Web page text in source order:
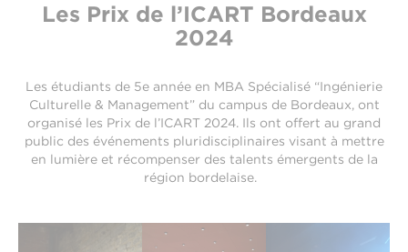
Les Prix de l’ICART Bordeaux
2024
Les étudiants de 5e année en MBA Spécialisé “Ingénierie
Culturelle & Management” du campus de Bordeaux, ont
organisé les Prix de l’ICART 2024. Ils ont offert au grand
public des événements pluridisciplinaires visant à mettre
en lumière et récompenser des talents émergents de la
région bordelaise.